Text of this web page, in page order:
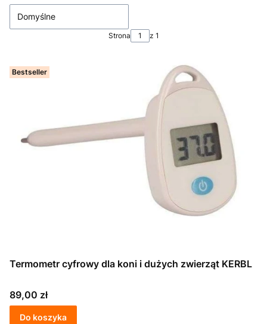
Domyślne
Strona z 1
Bestseller
Termometr cyfrowy dla koni i dużych zwierząt KERBL
Cena
89,00 zł
Do koszyka